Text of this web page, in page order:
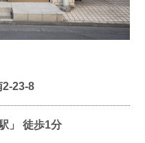
2-23-8
」 徒歩1分